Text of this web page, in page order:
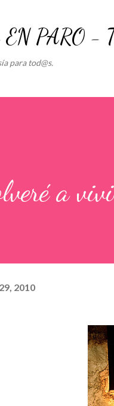
EN PARO -
para tod@s.
a
2010